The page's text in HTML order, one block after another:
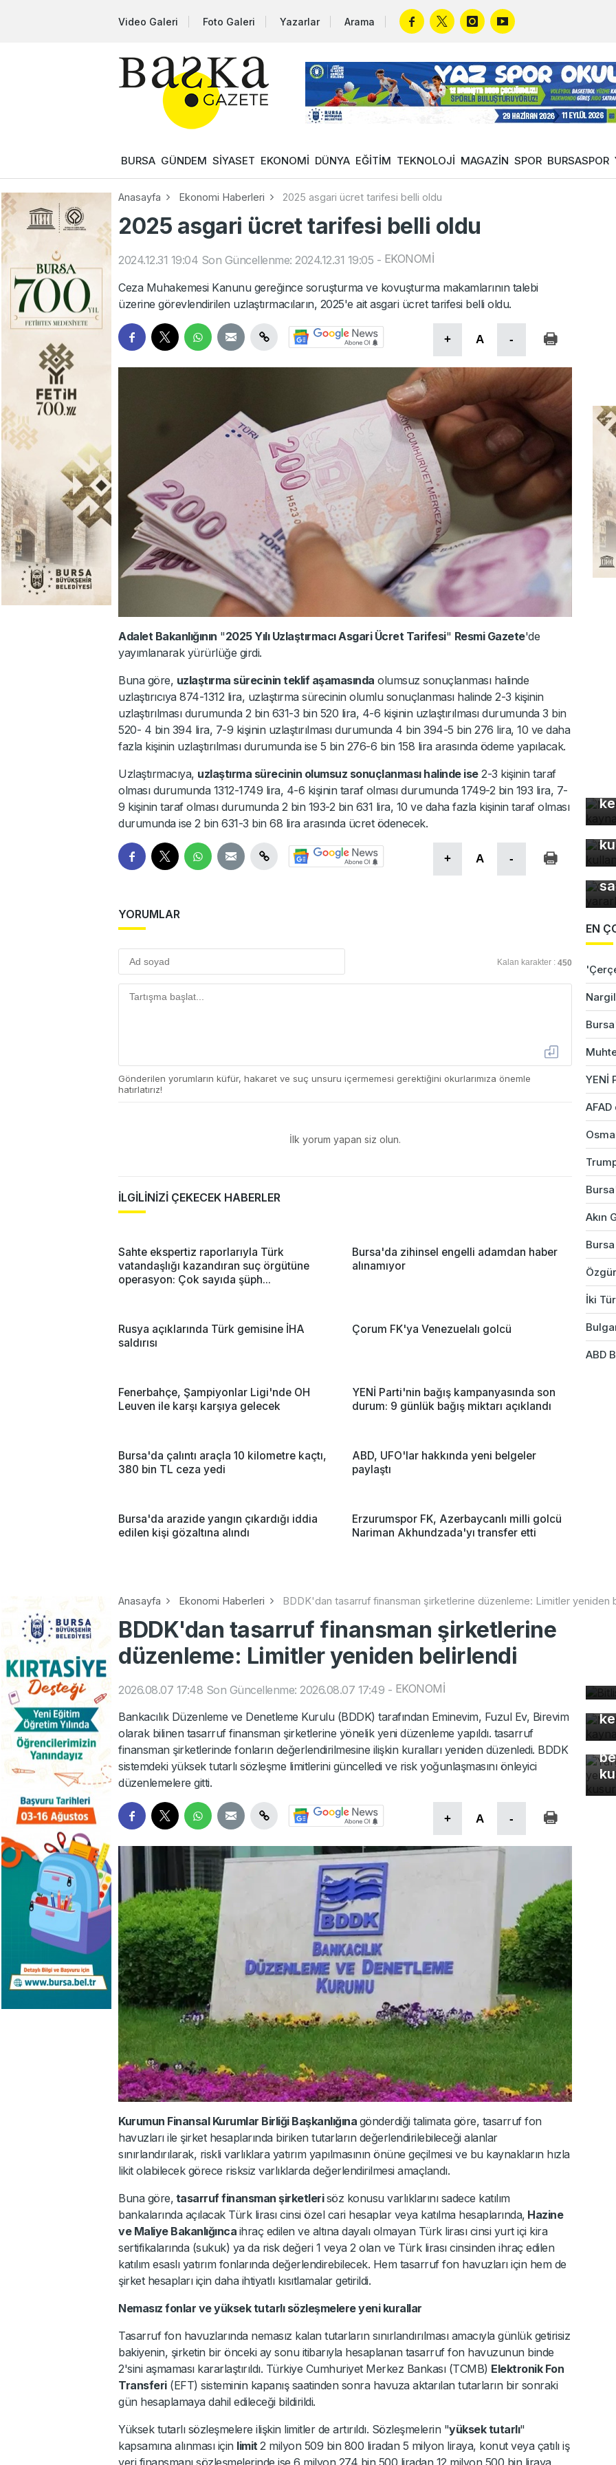
Video Galeri Foto Galeri Yazarlar Arama
BURSA GÜNDEM SİYASET EKONOMİ DÜNYA EĞİTİM TEKNOLOJİ MAGAZİN SPOR BURSASPOR
Anasayfa Ekonomi Haberleri 2025 asgari ücret tarifesi belli oldu
2025 asgari ücret tarifesi belli oldu
2024.12.31 19:04 Son Güncellenme: 2024.12.31 19:05 - EKONOMİ
Ceza Muhakemesi Kanunu gereğince soruşturma ve kovuşturma makamlarının talebi
üzerine görevlendirilen uzlaştırmacıların, 2025'e ait asgari ücret tarifesi belli oldu.
+ A -
Adalet Bakanlığının "2025 Yılı Uzlaştırmacı Asgari Ücret Tarifesi" Resmi Gazete'de
yayımlanarak yürürlüğe girdi.
Buna göre, uzlaştırma sürecinin teklif aşamasında olumsuz sonuçlanması halinde
uzlaştırıcıya 874-1312 lira, uzlaştırma sürecinin olumlu sonuçlanması halinde 2-3 kişinin
uzlaştırılması durumunda 2 bin 631-3 bin 520 lira, 4-6 kişinin uzlaştırılması durumunda 3 bin
520- 4 bin 394 lira, 7-9 kişinin uzlaştırılması durumunda 4 bin 394-5 bin 276 lira, 10 ve daha
fazla kişinin uzlaştırılması durumunda ise 5 bin 276-6 bin 158 lira arasında ödeme yapılacak.
Uzlaştırmacıya, uzlaştırma sürecinin olumsuz sonuçlanması halinde ise2-3 kişinin taraf
olması durumunda 1312-1749 lira, 4-6 kişinin taraf olması durumunda 1749-2 bin 193 lira, 7-
9 kişinin taraf olması durumunda 2 bin 193-2 bin 631 lira, 10 ve daha fazla kişinin taraf olması
durumunda ise 2 bin 631-3 bin 68 lira arasında ücret ödenecek.
+ A -
YORUMLAR
Kalan karakter : 450
Gönderilen yorumların küfür, hakaret ve suç unsuru içermemesi gerektiğini okurlarımıza önemle
hatırlatırız!
İlk yorum yapan siz olun.
İLGİLİNİZİ ÇEKECEK HABERLER
Sahte ekspertiz raporlarıyla Türk
vatandaşlığı kazandıran suç örgütüne
operasyon: Çok sayıda şüph...
Bursa'da zihinsel engelli adamdan haber
alınamıyor
Rusya açıklarında Türk gemisine İHA
saldırısı
Çorum FK'ya Venezuelalı golcü
Fenerbahçe, Şampiyonlar Ligi'nde OH
Leuven ile karşı karşıya gelecek
YENİ Parti'nin bağış kampanyasında son
durum: 9 günlük bağış miktarı açıklandı
Bursa'da çalıntı araçla 10 kilometre kaçtı,
380 bin TL ceza yedi
ABD, UFO'lar hakkında yeni belgeler
paylaştı
Bursa'da arazide yangın çıkardığı iddia
edilen kişi gözaltına alındı
Erzurumspor FK, Azerbaycanlı milli golcü
Nariman Akhundzada'yı transfer etti
EN
YENİ
Akın
İki
ABD
Anasayfa Ekonomi Haberleri BDDK'dan tasarruf finansman şirketlerine düzenleme: Limitler yeniden
BDDK'dan tasarruf finansman şirketlerine
düzenleme: Limitler yeniden belirlendi
2026.08.07 17:48 Son Güncellenme: 2026.08.07 17:49 - EKONOMİ
Bankacılık Düzenleme ve Denetleme Kurulu (BDDK) tarafından Eminevim, Fuzul Ev, Birevim
olarak bilinen tasarruf finansman şirketlerine yönelik yeni düzenleme yapıldı. tasarruf
finansman şirketlerinde fonların değerlendirilmesine ilişkin kuralları yeniden düzenledi. BDDK
sistemdeki yüksek tutarlı sözleşme limitlerini güncelledi ve risk yoğunlaşmasını önleyici
düzenlemelere gitti.
+ A -
Kurumun Finansal Kurumlar Birliği Başkanlığına gönderdiği talimata göre, tasarruf fon
havuzları ile şirket hesaplarında biriken tutarların değerlendirilebileceği alanlar
sınırlandırılarak, riskli varlıklara yatırım yapılmasının önüne geçilmesi ve bu kaynakların hızla
likit olabilecek görece risksiz varlıklarda değerlendirilmesi amaçlandı.
Buna göre, tasarruf finansman şirketlerisöz konusu varlıklarını sadece katılım
bankalarında açılacak Türk lirası cinsi özel cari hesaplar veya katılma hesaplarında, Hazine
ve Maliye Bakanlığınca ihraç edilen ve altına dayalı olmayan Türk lirası cinsi yurt içi kira
sertifikalarında (sukuk) ya da risk değeri 1 veya 2 olan ve Türk lirası cinsinden ihraç edilen
katılım esaslı yatırım fonlarında değerlendirebilecek. Hem tasarruf fon havuzları için hem de
şirket hesapları için daha ihtiyatlı kısıtlamalar getirildi.
Nemasız fonlar ve yüksek tutarlı sözleşmelere yeni kurallar
Tasarruf fon havuzlarında nemasız kalan tutarların sınırlandırılması amacıyla günlük getirisiz
bakiyenin, şirketin bir önceki ay sonu itibarıyla hesaplanan tasarruf fon havuzunun binde
2'sini aşmaması kararlaştırıldı. Türkiye Cumhuriyet Merkez Bankası (TCMB) Elektronik Fon
Transferi(EFT) sisteminin kapanış saatinden sonra havuza aktarılan tutarların bir sonraki
gün hesaplamaya dahil edileceği bildirildi.
Yüksek tutarlı sözleşmelere ilişkin limitler de artırıldı. Sözleşmelerin "yüksek tutarlı"
kapsamına alınması için limit 2 milyon 509 bin 800 liradan 5 milyon liraya, konut veya çatılı iş
yeri finansmanı sözleşmelerinde ise 6 milyon 274 bin 500 liradan 12 milyon 500 bin liraya